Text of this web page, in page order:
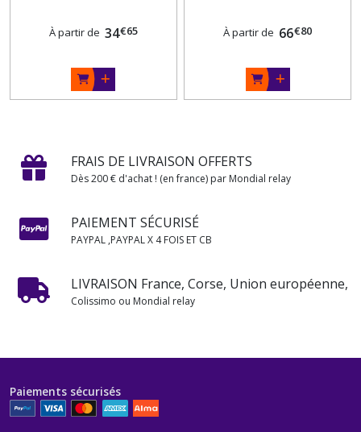
À partir de 34€65 À partir de 66€80
FRAIS DE LIVRAISON OFFERTS
Dès 200 € d'achat ! (en france) par Mondial relay
PAIEMENT SÉCURISÉ
PAYPAL ,PAYPAL X 4 FOIS ET CB
LIVRAISON France, Corse, Union européenne,
Colissimo ou Mondial relay
Paiements sécurisés